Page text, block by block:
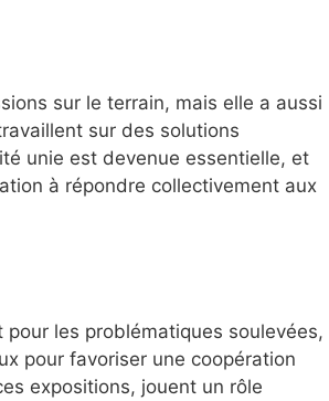
sur le terrain, mais elle a aussi
sur des solutions
unie est devenue essentielle, et
à répondre collectivement aux
les problématiques soulevées,
pour favoriser une coopération
expositions, jouent un rôle